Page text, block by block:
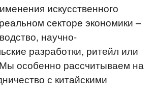
искусственного
секторе экономики –
научно-
разработки, ритейл или
особенно рассчитываем на
с китайскими